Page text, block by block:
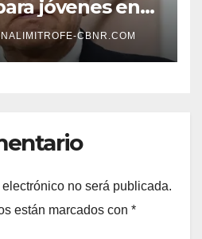
jóvenes en
plantea
CBNR.COM
no será publicada.
están marcados con *